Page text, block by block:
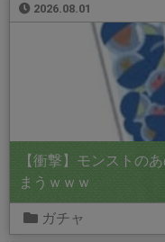
2026.08.01
【衝撃】モンストの
まうｗｗｗ
ガチャ